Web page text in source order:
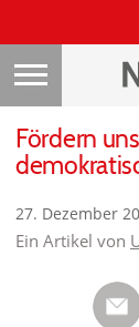
Fördern
27. Dezember
Ein Artikel von